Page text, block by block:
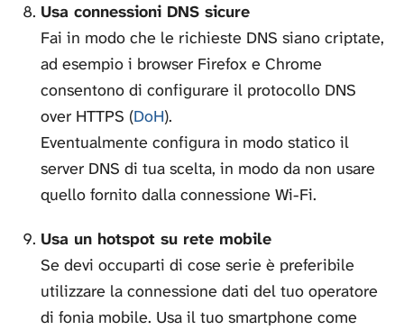
Usa connessioni DNS sicure
Fai in modo che le richieste DNS siano criptate,
ad esempio i browser Firefox e Chrome
consentono di configurare il protocollo DNS
over HTTPS (DoH).
Eventualmente configura in modo statico il
server DNS di tua scelta, in modo da non usare
quello fornito dalla connessione Wi-Fi.
Usa un hotspot su rete mobile
Se devi occuparti di cose serie è preferibile
utilizzare la connessione dati del tuo operatore
di fonia mobile. Usa il tuo smartphone come